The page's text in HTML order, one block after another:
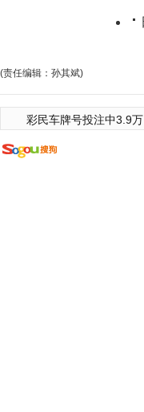
(责任编辑：孙其斌)
彩民车牌号投注中3.9万